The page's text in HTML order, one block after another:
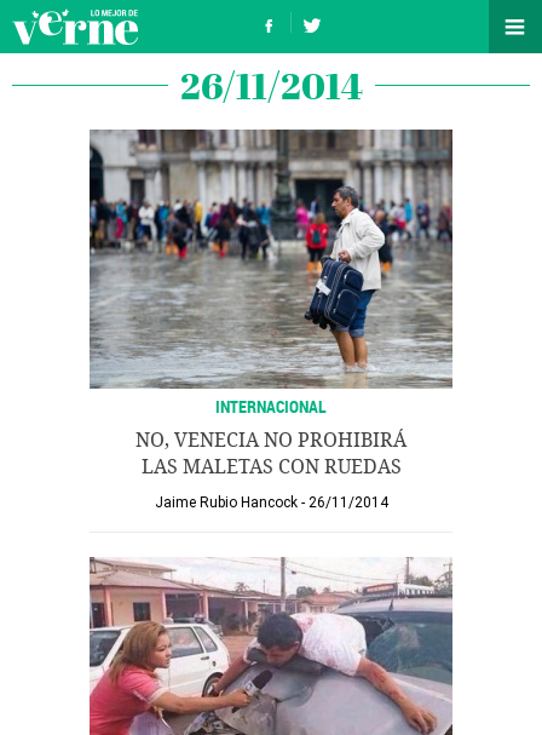
26/11/2014
INTERNACIONAL
NO, VENECIA NO PROHIBIRÁ
LAS MALETAS CON RUEDAS
Jaime Rubio Hancock 26/11/2014